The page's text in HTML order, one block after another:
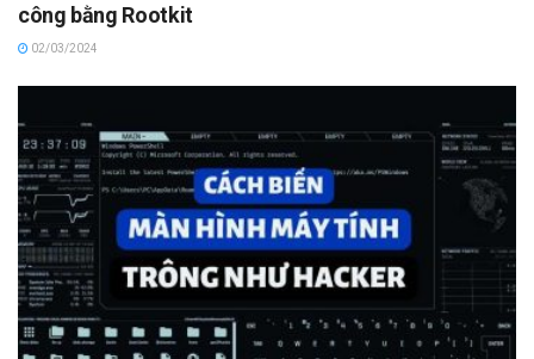
công bằng Rootkit
02/03/2024